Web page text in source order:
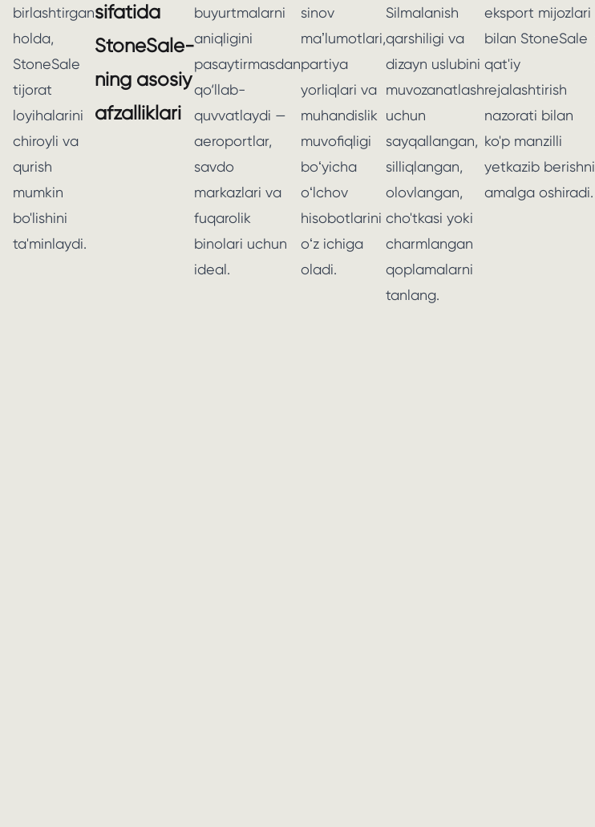
birlashtirgan
holda,
StoneSale
tijorat
loyihalarini
chiroyli va
qurish
mumkin
bo'lishini
ta'minlaydi.
sifatida
StoneSale-
ning asosiy
afzalliklari
buyurtmalarni
aniqligini
pasaytirmasdan
qo‘llab-
quvvatlaydi —
aeroportlar,
savdo
markazlari va
fuqarolik
binolari uchun
ideal.
sinov
maʼlumotlari,
partiya
yorliqlari va
muhandislik
muvofiqligi
boʻyicha
oʻlchov
hisobotlarini
oʻz ichiga
oladi.
Silmalanish
qarshiligi va
dizayn uslubini
muvozanatlash
uchun
sayqallangan,
silliqlangan,
olovlangan,
cho'tkasi yoki
charmlangan
qoplamalarni
tanlang.
eksport mijozlari
bilan StoneSale
qat'iy
rejalashtirish
nazorati bilan
ko'p manzilli
yetkazib berishni
amalga oshiradi.